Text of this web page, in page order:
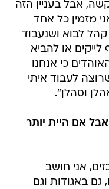
אבל בעניין הזה
מזמין כל אחד
קהל לבוא ושנעבוד
או להביא
כי אנחנו
לעבוד איתי
וסהלן".
אם היית יותר
אני חושב
גם באגודות וגם